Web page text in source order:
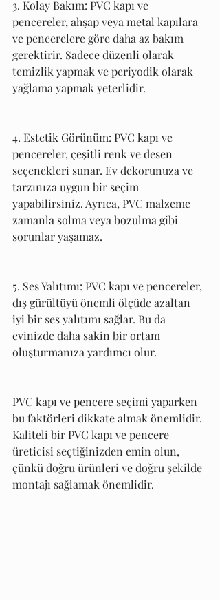
3. Kolay Bakım: PVC kapı ve
pencereler, ahşap veya metal kapılara
ve pencerelere göre daha az bakım
gerektirir. Sadece düzenli olarak
temizlik yapmak ve periyodik olarak
yağlama yapmak yeterlidir.
4. Estetik Görünüm: PVC kapı ve
pencereler, çeşitli renk ve desen
seçenekleri sunar. Ev dekorunuza ve
tarzınıza uygun bir seçim
yapabilirsiniz. Ayrıca, PVC malzeme
zamanla solma veya bozulma gibi
sorunlar yaşamaz.
5. Ses Yalıtımı: PVC kapı ve pencereler,
dış gürültüyü önemli ölçüde azaltan
iyi bir ses yalıtımı sağlar. Bu da
evinizde daha sakin bir ortam
oluşturmanıza yardımcı olur.
PVC kapı ve pencere seçimi yaparken
bu faktörleri dikkate almak önemlidir.
Kaliteli bir PVC kapı ve pencere
üreticisi seçtiğinizden emin olun,
çünkü doğru ürünleri ve doğru şekilde
montajı sağlamak önemlidir.